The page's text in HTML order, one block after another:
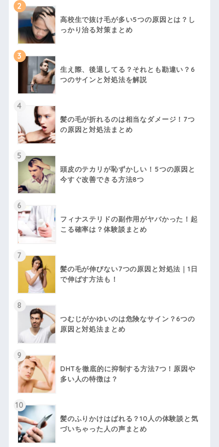
2
高校生で抜け毛が多い5つの原因とは？し
っかり治る対策まとめ
3
生え際、後退してる？それとも勘違い？6
つのサインと対処法を解説
4
髪の毛が折れるのは相当なダメージ！7つ
の原因と対処法まとめ
5
頭皮のテカリが恥ずかしい！5つの原因と
今すぐ改善できる方法8つ
6
フィナステリドの副作用がヤバかった！起
こる確率は？体験談まとめ
7
髪の毛が伸びない7つの原因と対処法｜1日
で伸ばす方法も！
8
つむじがかゆいのは危険なサイン？6つの
原因と対処法まとめ
9
DHTを徹底的に抑制する方法7つ！原因や
多い人の特徴は？
10
髪のふりかけはばれる？10人の体験談と気
づいちゃった人の声まとめ